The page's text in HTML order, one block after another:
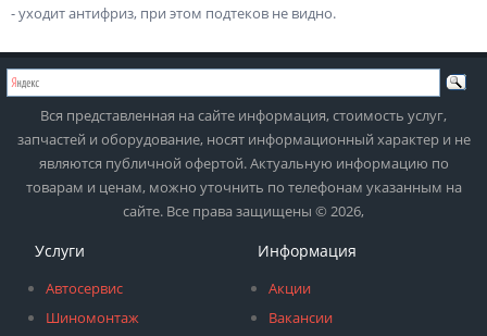
- уходит антифриз, при этом подтеков не видно.
Вся представленная на сайте информация, стоимость услуг,
запчастей и оборудование, носят информационный характер и не
являются публичной офертой. Актуальную информацию по
товарам и ценам, можно уточнить по телефонам указанным на
сайте. Все права защищены © 2026,
Услуги
Автосервис
Шиномонтаж
Информация
Акции
Вакансии